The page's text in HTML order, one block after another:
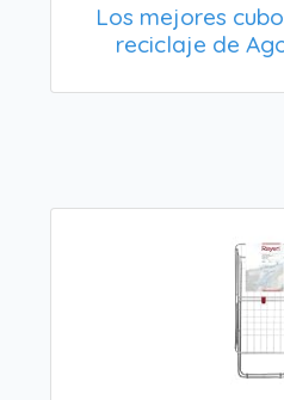
Los mejores
reciclaje de